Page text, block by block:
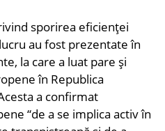
sporirea eficienței
au fost prezentate în
la care a luat pare și
în Republica
a confirmat
“de a se implica activ în